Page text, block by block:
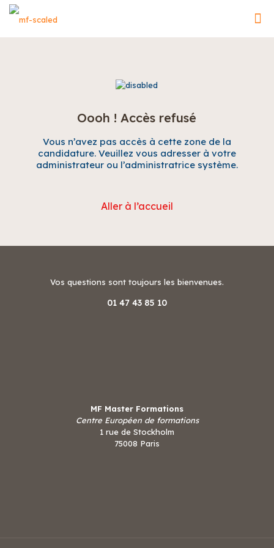
Oooh ! Accès refusé
Vous n’avez pas accès à cette zone de la
candidature. Veuillez vous adresser à votre
administrateur ou l’administratrice système.
Aller à l’accueil
Vos questions sont toujours les bienvenues.
01 47 43 85 10
MF Master Formations
Centre Européen de formations
1 rue de Stockholm
75008 Paris